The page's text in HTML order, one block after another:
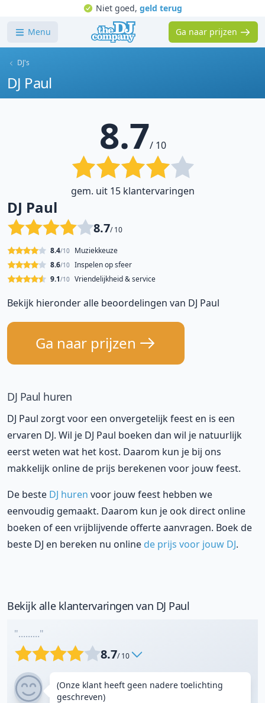
Niet goed, geld terug
Menu Ga naar prijzen
DJ's
DJ Paul
8.7/ 10
gem. uit 15 klantervaringen
DJ Paul
8.7/ 10
Muziekkeuze
8.4/10
Inspelen op sfeer
8.6/10
Vriendelijkheid & service
9.1/10
Bekijk hieronder alle beoordelingen van DJ Paul
Ga naar prijzen
DJ Paul huren
DJ Paul zorgt voor een onvergetelijk feest en is een
ervaren DJ. Wil je DJ Paul boeken dan wil je natuurlijk
eerst weten wat het kost. Daarom kun je bij ons
makkelijk online de prijs berekenen voor jouw feest.
De beste DJ huren voor jouw feest hebben we
eenvoudig gemaakt. Daarom kun je ook direct online
boeken of een vrijblijvende offerte aanvragen. Boek de
beste DJ en bereken nu online de prijs voor jouw DJ.
Bekijk alle klantervaringen van DJ Paul
"........."
8.7/ 10
(Onze klant heeft geen nadere toelichting
geschreven)